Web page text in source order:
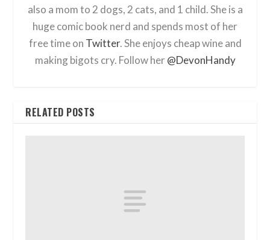
also a mom to 2 dogs, 2 cats, and 1 child. She is a
huge comic book nerd and spends most of her
free time on Twitter. She enjoys cheap wine and
making bigots cry. Follow her @DevonHandy
RELATED POSTS